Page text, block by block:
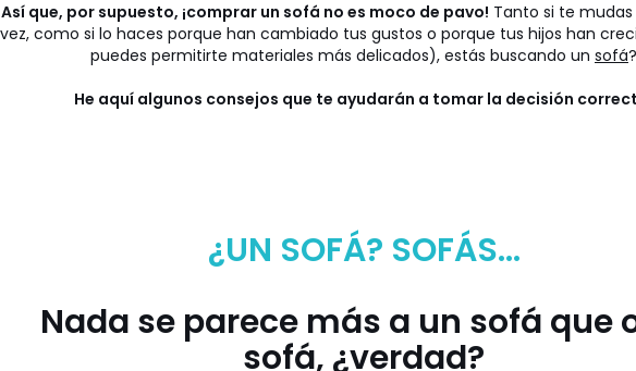
Así que, por supuesto, ¡comprar un sofá no es moco de pavo! Tanto si te
vez, como si lo haces porque han cambiado tus gustos o porque tus hijos han
puedes permitirte materiales más delicados), estás buscando un sofá?
He aquí algunos consejos que te ayudarán a tomar la decisión
¿UN SOFÁ? SOFÁS...
Nada se parece más a un sofá que
sofá, ¿verdad?